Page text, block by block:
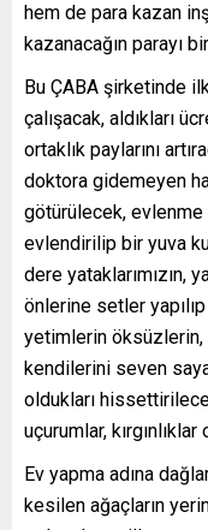
hem de para kazan
kazanacağın parayı
Bu ÇABA şirketinde
çalışacak, aldıkları
ortaklık paylarını
doktora gidemeyen
götürülecek, evlenme
evlendirilip bir yuva
dere yataklarımızın,
önlerine setler
yetimlerin öksüzlerin,
kendilerini seven
oldukları
uçurumlar,
Ev yapma adına
kesilen ağaçların